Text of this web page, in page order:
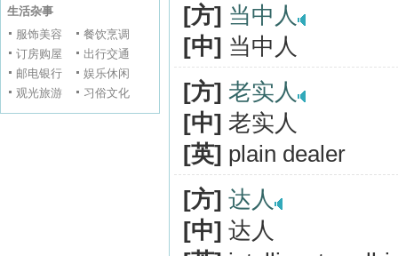
生活杂事
服饰美容
餐饮烹调
订房购屋
出行交通
邮电银行
娱乐休闲
观光旅游
习俗文化
[方] 当中人
[中] 当中人
[方] 老实人
[中] 老实人
[英] plain dealer
[方] 达人
[中] 达人